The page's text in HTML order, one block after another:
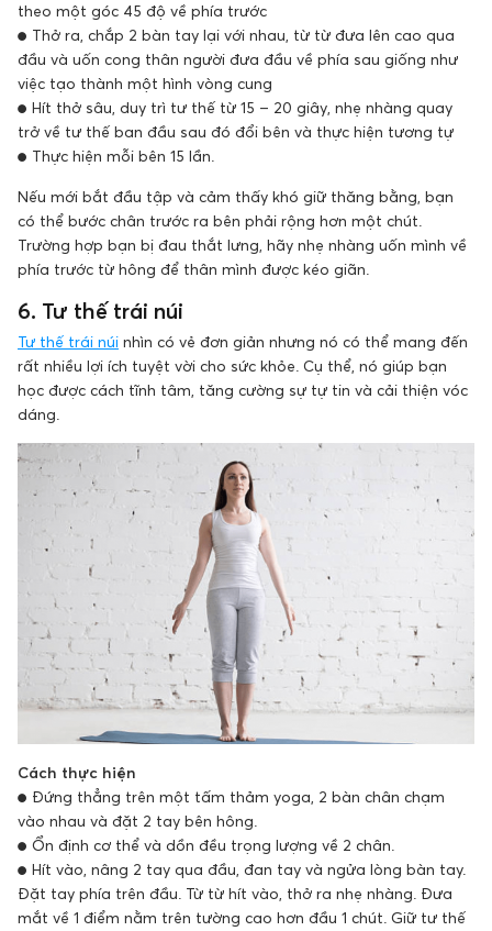
theo một góc 45 độ về phía trước
● Thở ra, chắp 2 bàn tay lại với nhau, từ từ đưa lên cao qua
đầu và uốn cong thân người đưa đầu về phía sau giống như
việc tạo thành một hình vòng cung
● Hít thở sâu, duy trì tư thế từ 15 – 20 giây, nhẹ nhàng quay
trở về tư thế ban đầu sau đó đổi bên và thực hiện tương tự
● Thực hiện mỗi bên 15 lần.
Nếu mới bắt đầu tập và cảm thấy khó giữ thăng bằng, bạn
có thể bước chân trước ra bên phải rộng hơn một chút.
Trường hợp bạn bị đau thắt lưng, hãy nhẹ nhàng uốn mình về
phía trước từ hông để thân mình được kéo giãn.
6. Tư thế trái núi
Tư thế trái núi nhìn có vẻ đơn giản nhưng nó có thể mang đến
rất nhiều lợi ích tuyệt vời cho sức khỏe. Cụ thể, nó giúp bạn
học được cách tĩnh tâm, tăng cường sự tự tin và cải thiện vóc
dáng.
Cách thực hiện
● Đứng thẳng trên một tấm thảm yoga, 2 bàn chân chạm
vào nhau và đặt 2 tay bên hông.
● Ổn định cơ thể và dồn đều trọng lượng về 2 chân.
● Hít vào, nâng 2 tay qua đầu, đan tay và ngửa lòng bàn tay.
Đặt tay phía trên đầu. Từ từ hít vào, thở ra nhẹ nhàng. Đưa
mắt về 1 điểm nằm trên tường cao hơn đầu 1 chút. Giữ tư thế